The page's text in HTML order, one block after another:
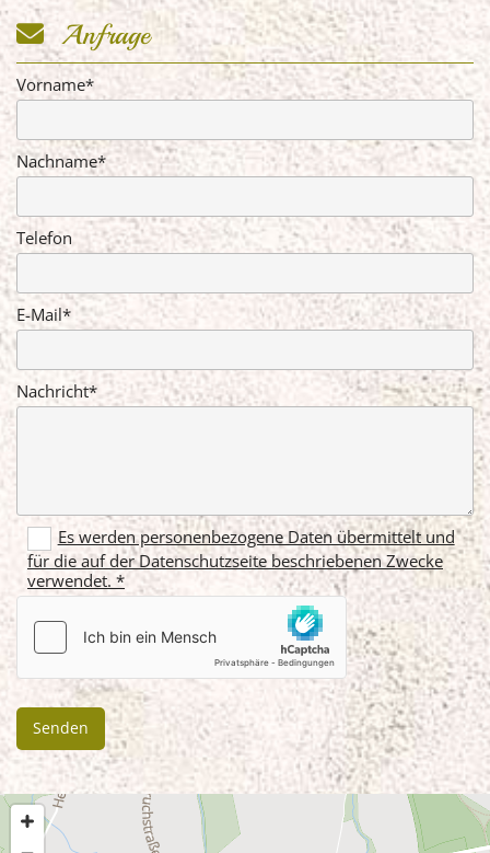
Anfrage
Vorname*
Nachname*
Telefon
E-Mail*
Nachricht*
Es werden personenbezogene Daten übermittelt und
für die auf der Datenschutzseite beschriebenen Zwecke
verwendet. *